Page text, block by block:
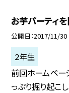
お芋パーティを
公開日 2017/11/30
２年生
前回ホームペー
っぷり掘り起こ